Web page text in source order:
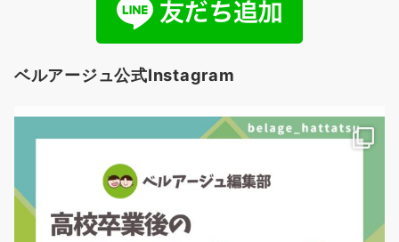
ベルアージュ公式Instagram